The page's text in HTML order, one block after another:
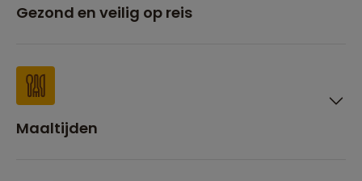
Gezond en veilig op reis
Maaltijden